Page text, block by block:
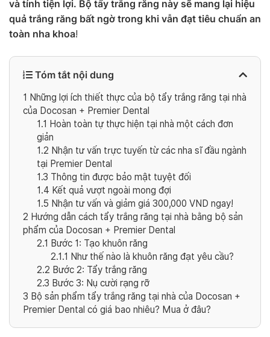
và tính tiện lợi. Bộ tẩy trắng răng này sẽ mang lại hiệu
quả trắng răng bất ngờ trong khi vẫn đạt tiêu chuẩn an
toàn nha khoa!
Tóm tắt nội dung
1 Những lợi ích thiết thực của bộ tẩy trắng răng tại nhà
của Docosan + Premier Dental
1.1 Hoàn toàn tự thực hiện tại nhà một cách đơn
giản
1.2 Nhận tư vấn trực tuyến từ các nha sĩ đầu ngành
tại Premier Dental
1.3 Thông tin được bảo mật tuyệt đối
1.4 Kết quả vượt ngoài mong đợi
1.5 Nhận tư vấn và giảm giá 300,000 VND ngay!
2 Hướng dẫn cách tẩy trắng răng tại nhà bằng bộ sản
phẩm của Docosan + Premier Dental
2.1 Bước 1: Tạo khuôn răng
2.1.1 Như thế nào là khuôn răng đạt yêu cầu?
2.2 Bước 2: Tẩy trắng răng
2.3 Bước 3: Nụ cười rạng rỡ
3 Bộ sản phẩm tẩy trắng răng tại nhà của Docosan +
Premier Dental có giá bao nhiêu? Mua ở đâu?